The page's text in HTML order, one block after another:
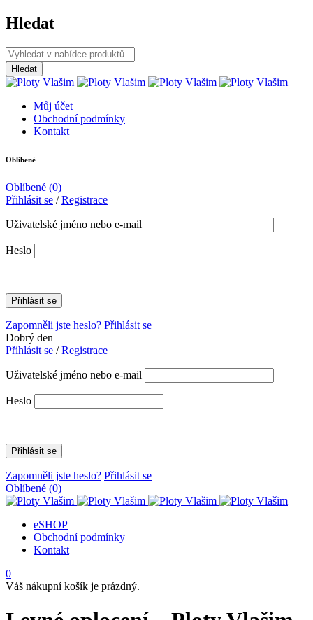
Hledat
Můj účet
Obchodní podmínky
Kontakt
Oblíbené
Oblíbené (0)
Přihlásit se /Registrace
Uživatelské jméno nebo e-mail
Heslo
Zapomněli jste heslo? Přihlásit se
Dobrý den
Přihlásit se /Registrace
Uživatelské jméno nebo e-mail
Heslo
Zapomněli jste heslo? Přihlásit se
Oblíbené (0)
eSHOP
Obchodní podmínky
Kontakt
0
Váš nákupní košík je prázdný.